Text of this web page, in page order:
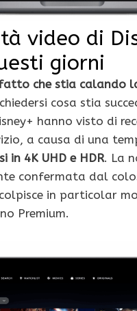
video di
giorni
che stia calando
cosa stia
hanno visto di
a causa di una
in 4K UHD e HDR. La
confermata dal
in particolar
Premium.